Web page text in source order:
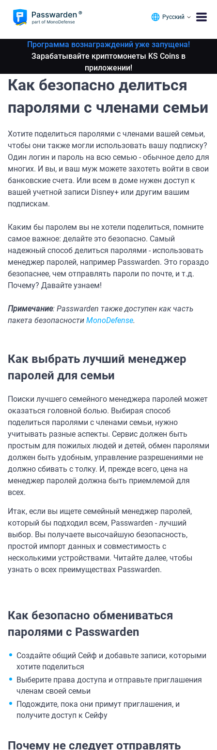
Русский
Программа вознаграждений уже запущена!
Зарабатывайте криптомонеты KS Coins в
приложении!
Как безопасно делиться
паролями с членами семьи
Хотите поделиться паролями с членами вашей семьи,
чтобы они также могли использовать вашу подписку?
Один логин и пароль на всю семью - обычное дело для
многих. И вы, и ваш муж можете захотеть войти в свои
банковские счета. Или всем в доме нужен доступ к
вашей учетной записи Disney+ или другим вашим
подпискам.
Каким бы паролем вы не хотели поделиться, помните
самое важное: делайте это безопасно. Самый
надежный способ делиться паролями - использовать
менеджер паролей, например Passwarden. Это гораздо
безопаснее, чем отправлять пароли по почте, и т.д.
Почему? Давайте узнаем!
Примечание: Passwarden также доступен как часть
пакета безопасности MonoDefense.
Как выбрать лучший менеджер
паролей для семьи
Поиски лучшего семейного менеджера паролей может
оказаться головной болью. Выбирая способ
поделиться паролями с членами семьи, нужно
учитывать разные аспекты. Сервис должен быть
простым для пожилых людей и детей, обмен паролями
должен быть удобным, управление разрешениями не
должно сбивать с толку. И, прежде всего, цена на
менеджер паролей должна быть приемлемой для
всех.
Итак, если вы ищете семейный менеджер паролей,
который бы подходил всем, Passwarden - лучший
выбор. Вы получаете высочайшую безопасность,
простой импорт данных и совместимость с
несколькими устройствами. Читайте далее, чтобы
узнать о всех преимуществах Passwarden.
Как безопасно обмениваться
паролями с Passwarden
Создайте общий Сейф и добавьте записи, которыми
хотите поделиться
Выберите права доступа и отправьте приглашения
членам своей семьи
Подождите, пока они примут приглашения, и
получите доступ к Сейфу
Почему не следует отправлять